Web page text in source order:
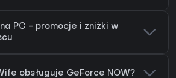
PC - promocje i zniżki w
obsługuje GeForce NOW?